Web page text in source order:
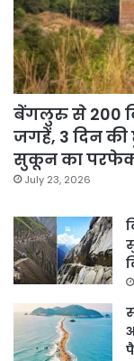
बेंगलुरु से 200
जगहें, 3 दिन की
सुकून का
July 23, 2026